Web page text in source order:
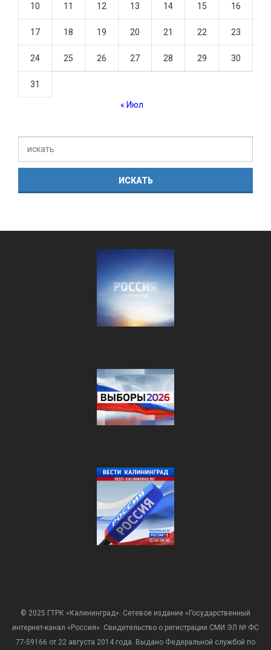
10 11 12 13 14 15 16
17 18 19 20 21 22 23
24 25 26 27 28 29 30
31
« Июл
© 2025 ГТРК «Калининград». Сетевое издание «Государственный
интернет-канал «Россия». Свидетельство о регистрации СМИ ЭЛ № ФС
77-59166 от 22 августа 2014 года. Выдано Федеральной службой по